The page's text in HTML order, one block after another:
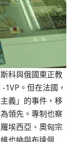
科與俄國東正教
。但在法國，
義」的事件，移
領先。專制也察
埃西亞、奧匈宗
也納與布達佩